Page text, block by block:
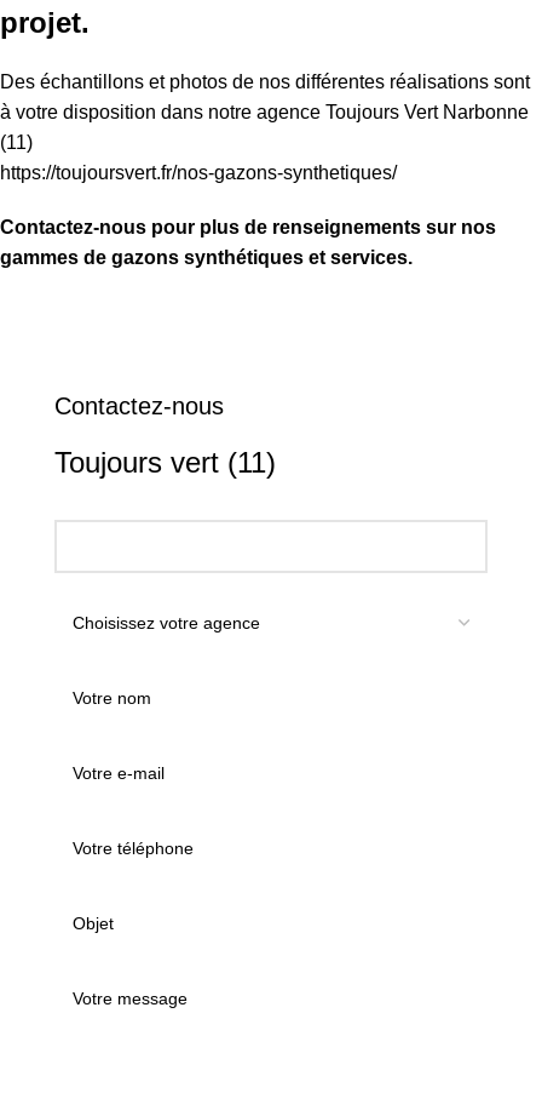
projet.
Des échantillons et photos de nos différentes réalisations sont
à votre disposition dans notre agence Toujours Vert Narbonne
(11)
https://toujoursvert.fr/nos-gazons-synthetiques/
Contactez-nous pour plus de renseignements sur nos
gammes de gazons synthétiques et services.
Contactez-nous
Toujours vert (11)